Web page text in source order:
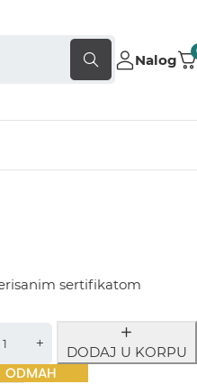
Nalog
sertifikatom
DODAJ U KORPU
ODMAH